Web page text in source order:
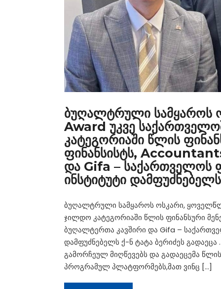
ბუღალტრული სამყაროს
Award უკვე
კატეგორიაში წლის
ფინანსისტს,
და Gifa – საქართველოს
ინსტიტუტი
ბუღალტრული სამყაროს ოსკარი,
ჯილდო კატეგორიაში წლის ფინანსური
ბუღალტერთა კავშირი და Gifa –
დამფუძნებელს ქ-ნ ტატა ბერიძეს
გამორჩეულ მიღწევებს და გადაეცემა
პროგრამულ პლატფორმებს,მათ ვინც […]